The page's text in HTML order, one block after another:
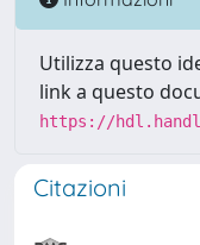
Utilizza questo
link a questo
https://
Citazioni